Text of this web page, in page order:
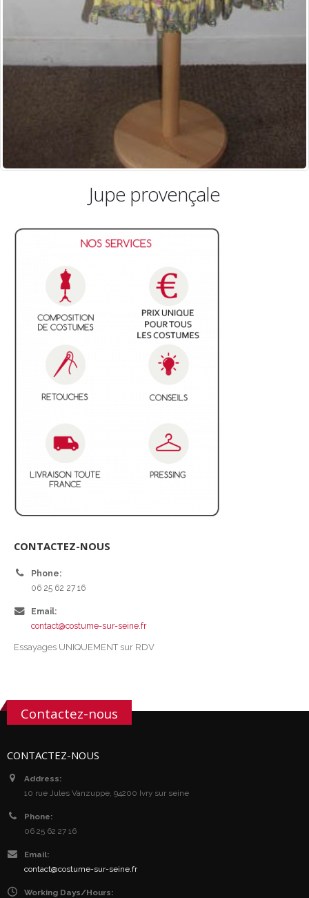
Jupe provençale
CONTACTEZ-NOUS
Phone:
06 25 62 27 16
Email:
contact@costume-sur-seine.fr
Essayages UNIQUEMENT sur RDV
Contactez-nous
CONTACTEZ-NOUS
Address:
10 rue Jules Vanzuppe, 94200 Ivry sur seine
Phone:
06 25 62 27 16
Email:
contact@costume-sur-seine.fr
Working Days/Hours: